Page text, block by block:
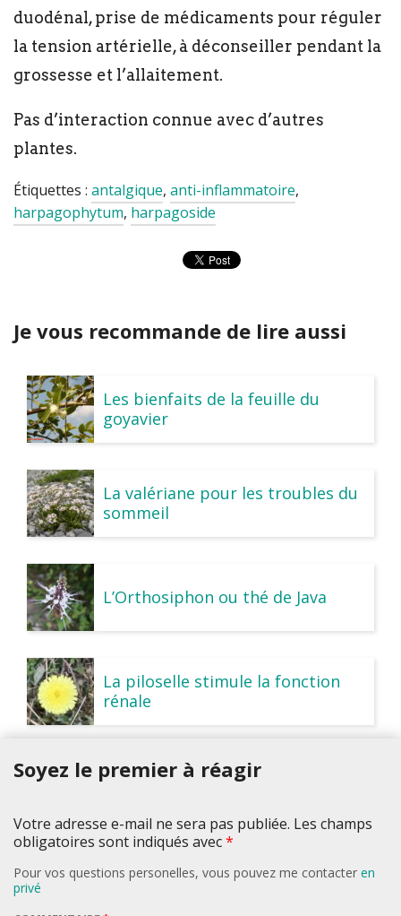
duodénal, prise de médicaments pour réguler
la tension artérielle, à déconseiller pendant la
grossesse et l’allaitement.
Pas d’interaction connue avec d’autres
plantes.
Étiquettes : antalgique, anti-inflammatoire,
harpagophytum, harpagoside
Je vous recommande de lire aussi
Les bienfaits de la feuille du
goyavier
La valériane pour les troubles du
sommeil
L’Orthosiphon ou thé de Java
La piloselle stimule la fonction
rénale
Soyez le premier à réagir
Votre adresse e-mail ne sera pas publiée. Les champs
obligatoires sont indiqués avec*
Pour vos questions personelles, vous pouvez me contacter en
privé